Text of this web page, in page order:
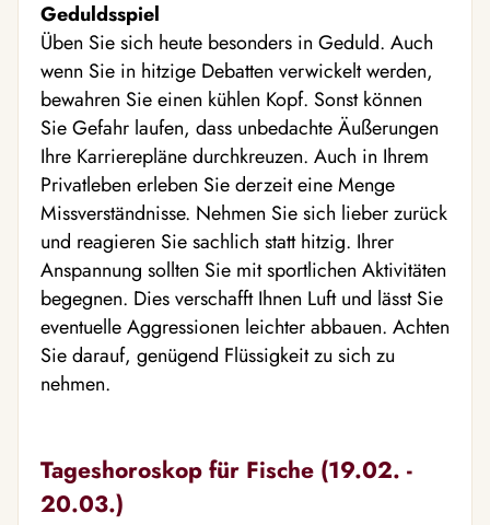
Geduldsspiel
Üben Sie sich heute besonders in Geduld. Auch
wenn Sie in hitzige Debatten verwickelt werden,
bewahren Sie einen kühlen Kopf. Sonst können
Sie Gefahr laufen, dass unbedachte Äußerungen
Ihre Karrierepläne durchkreuzen. Auch in Ihrem
Privatleben erleben Sie derzeit eine Menge
Missverständnisse. Nehmen Sie sich lieber zurück
und reagieren Sie sachlich statt hitzig. Ihrer
Anspannung sollten Sie mit sportlichen Aktivitäten
begegnen. Dies verschafft Ihnen Luft und lässt Sie
eventuelle Aggressionen leichter abbauen. Achten
Sie darauf, genügend Flüssigkeit zu sich zu
nehmen.
Tageshoroskop für Fische (19.02. -
20.03.)